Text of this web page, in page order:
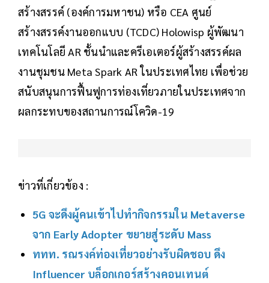
สร้างสรรค์ (องค์การมหาชน) หรือ CEA ศูนย์
สร้างสรรค์งานออกแบบ (TCDC) Holowisp ผู้พัฒนา
เทคโนโลยี AR ชั้นนำและครีเอเตอร์ผู้สร้างสรรค์ผล
งานชุมชน Meta Spark AR ในประเทศไทย เพื่อช่วย
สนับสนุนการฟื้นฟูการท่องเที่ยวภายในประเทศจาก
ผลกระทบของสถานการณ์โควิด-19
ข่าวที่เกี่ยวข้อง :
5G จะดึงผู้คนเข้าไปทำกิจกรรมใน Metaverse
จาก Early Adopter ขยายสู่ระดับ Mass
ททท. รณรงค์ท่องเที่ยวอย่างรับผิดชอบ ดึง
Influencer บล็อกเกอร์สร้างคอนเทนต์